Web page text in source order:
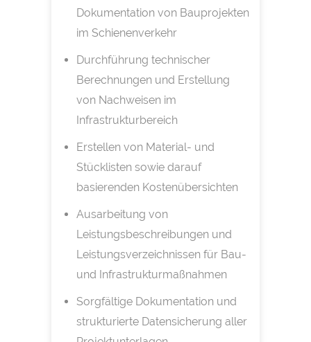
Dokumentation von Bauprojekten
im Schienenverkehr
Durchführung technischer
Berechnungen und Erstellung
von Nachweisen im
Infrastrukturbereich
Erstellen von Material- und
Stücklisten sowie darauf
basierenden Kostenübersichten
Ausarbeitung von
Leistungsbeschreibungen und
Leistungsverzeichnissen für Bau-
und Infrastrukturmaßnahmen
Sorgfältige Dokumentation und
strukturierte Datensicherung aller